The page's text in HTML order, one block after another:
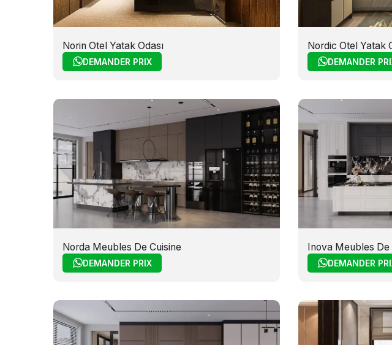
Norin Otel Yatak Odası
DEMANDER PRIX
Nordic Otel Yatak
DEMANDER
Norda Meubles De Cuisine
DEMANDER PRIX
Inova Meubles De
DEMANDER